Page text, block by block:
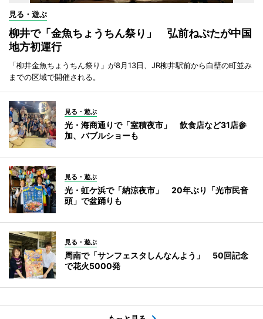
見る・遊ぶ
柳井で「金魚ちょうちん祭り」 弘前ねぷたが中国
地方初運行
「柳井金魚ちょうちん祭り」が8月13日、JR柳井駅前から白壁の町並み
までの区域で開催される。
見る・遊ぶ
光・海商通りで「室積夜市」 飲食店など31店参
加、バブルショーも
見る・遊ぶ
光・虹ケ浜で「納涼夜市」 20年ぶり「光市民音
頭」で盆踊りも
見る・遊ぶ
周南で「サンフェスタしんなんよう」 50回記念
で花火5000発